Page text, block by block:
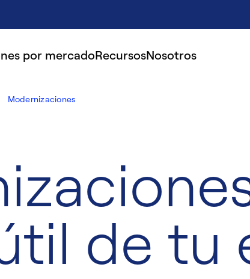
por mercadoRecursosNosotros
Modernizaciones
de tu